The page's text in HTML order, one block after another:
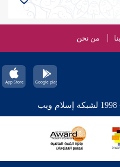
من نحن